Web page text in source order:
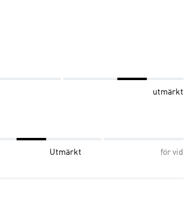
utmärkt
Utmärkt för vid